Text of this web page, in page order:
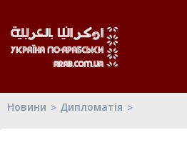
Новини Дипломатія